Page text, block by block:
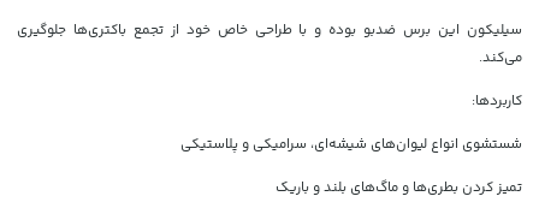
سیلیکون این برس ضدبو بوده و با طراحی خاص خود از تجمع باکتری‌ها جلوگیری
می‌کند.
کاربردها:
شستشوی انواع لیوان‌های شیشه‌ای، سرامیکی و پلاستیکی
تمیز کردن بطری‌ها و ماگ‌های بلند و باریک